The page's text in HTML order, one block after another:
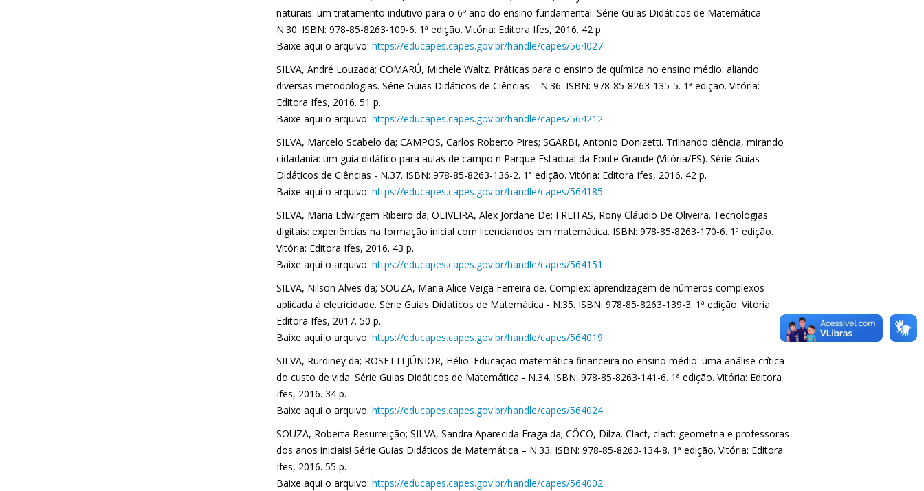
naturais: um tratamento indutivo para o 6º ano do ensino fundamental. Série Guias Didáticos de Matemática -
N.30. ISBN: 978-85-8263-109-6. 1ª edição. Vitória: Editora Ifes, 2016. 42 p.
Baixe aqui o arquivo: https://educapes.capes.gov.br/handle/capes/564027
SILVA, André Louzada; COMARÚ, Michele Waltz. Práticas para o ensino de química no ensino médio: aliando
diversas metodologias. Série Guias Didáticos de Ciências – N.36. ISBN: 978-85-8263-135-5. 1ª edição. Vitória:
Editora Ifes, 2016. 51 p.
Baixe aqui o arquivo: https://educapes.capes.gov.br/handle/capes/564212
SILVA, Marcelo Scabelo da; CAMPOS, Carlos Roberto Pires; SGARBI, Antonio Donizetti. Trilhando ciência, mirando
cidadania: um guia didático para aulas de campo n Parque Estadual da Fonte Grande (Vitória/ES). Série Guias
Didáticos de Ciências - N.37. ISBN: 978-85-8263-136-2. 1ª edição. Vitória: Editora Ifes, 2016. 42 p.
Baixe aqui o arquivo: https://educapes.capes.gov.br/handle/capes/564185
SILVA, Maria Edwirgem Ribeiro da; OLIVEIRA, Alex Jordane De; FREITAS, Rony Cláudio De Oliveira. Tecnologias
digitais: experiências na formação inicial com licenciandos em matemática. ISBN: 978-85-8263-170-6. 1ª edição.
Vitória: Editora Ifes, 2016. 43 p.
Baixe aqui o arquivo: https://educapes.capes.gov.br/handle/capes/564151
SILVA, Nilson Alves da; SOUZA, Maria Alice Veiga Ferreira de. Complex: aprendizagem de números complexos
aplicada à eletricidade. Série Guias Didáticos de Matemática - N.35. ISBN: 978-85-8263-139-3. 1ª edição. Vitória:
Editora Ifes, 2017. 50 p.
Baixe aqui o arquivo: https://educapes.capes.gov.br/handle/capes/564019
SILVA, Rurdiney da; ROSETTI JÚNIOR, Hélio. Educação matemática financeira no ensino médio: uma análise crítica
do custo de vida. Série Guias Didáticos de Matemática - N.34. ISBN: 978-85-8263-141-6. 1ª edição. Vitória: Editora
Ifes, 2016. 34 p.
Baixe aqui o arquivo: https://educapes.capes.gov.br/handle/capes/564024
SOUZA, Roberta Resurreição; SILVA, Sandra Aparecida Fraga da; CÔCO, Dilza. Clact, clact: geometria e professoras
dos anos iniciais! Série Guias Didáticos de Matemática – N.33. ISBN: 978-85-8263-134-8. 1ª edição. Vitória: Editora
Ifes, 2016. 55 p.
Baixe aqui o arquivo: https://educapes.capes.gov.br/handle/capes/564002